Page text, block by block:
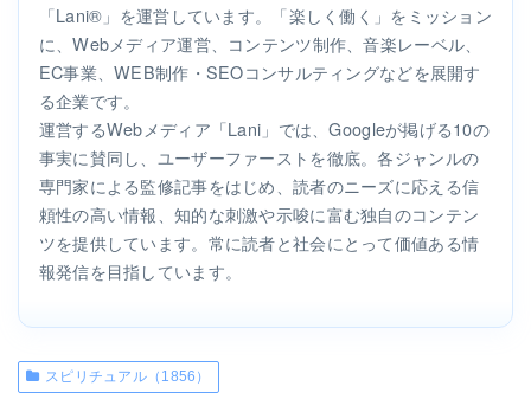
「Lani®」を運営しています。「楽しく働く」をミッション
に、Webメディア運営、コンテンツ制作、音楽レーベル、
EC事業、WEB制作・SEOコンサルティングなどを展開す
る企業です。
運営するWebメディア「Lani」では、Googleが掲げる10の
事実に賛同し、ユーザーファーストを徹底。各ジャンルの
専門家による監修記事をはじめ、読者のニーズに応える信
頼性の高い情報、知的な刺激や示唆に富む独自のコンテン
ツを提供しています。常に読者と社会にとって価値ある情
報発信を目指しています。
スピリチュアル（1856）